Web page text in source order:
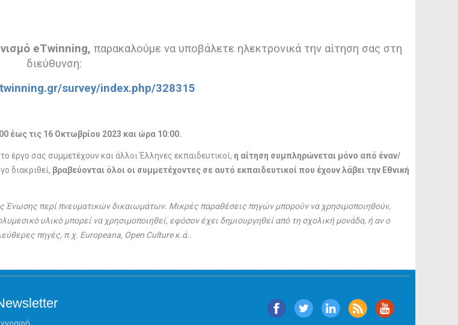
eTwinning, παρακαλούμε να υποβάλετε ηλεκτρονικά την αίτηση σας στη
διεύθυνση:
survey/index.php/328315
έως τις 16 Οκτωβρίου 2023 και ώρα 10:00.
σας συμμετέχουν και άλλοι Έλληνες εκπαιδευτικοί, η αίτηση συμπληρώνεται μόνο από έναν/
διακριθεί, βραβεύονται όλοι οι συμμετέχοντες σε αυτό εκπαιδευτικοί που έχουν λάβει την Εθνική
περί πνευματικών δικαιωμάτων. Μικρές παραθέσεις πηγών μπορούν να χρησιμοποιηθούν,
υλικό μπορεί να χρησιμοποιηθεί, εφόσον έχει δημιουργηθεί από τη σχολική μονάδα, ή αν ο
πηγές, π.χ. Europeana, Open Culture κ.ά..